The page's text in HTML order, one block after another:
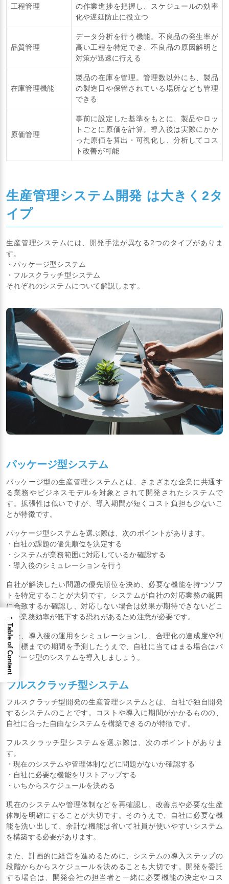
工程管理
の作業進捗を把握し、スケジュールの効率
化や遅延防止に役立つ
品質管理
データ分析を行う機能。不良品の発生率が
高い工程を特定でき、不良品の原因解明と
対策が迅速に行える
在庫管理機能
製品の在庫を管理。管理数以外にも、製品
の製造日や保管されている場所なども管理
できる
原価管理
事前に設定した基準をもとに、製品やロッ
トごとに原価を計算。導入後は実際にかか
った原価を算出・可視化し、分析してコス
ト改善が可能
生産管理システム開発 は大きく2タ
イプ
生産管理システムには、開発手法が異なる2つのタイプがありま
す。
・パッケージ型システム
・フルスクラッチ型システム
それぞれのシステムについて解説します。
パッケージ型システム
パッケージ型の生産管理システムとは、さまざまな企業に共通す
る業務やビジネスモデルを対象とされて開発されたシステムで
す。拡張性は低いですが、導入期間が短くコスト負担も少ないこ
とが特徴です。
パッケージ型システムを選ぶ際は、次のポイントがあります。
・自社の課題の優先順位を決定する
・システムが業務範囲に対応しているか確認する
・導入後のシミュレーションを行う
自社が解決したい問題の優先順位を決め、必要な機能を持つソフ
トを特定することが大切です。システムが自社の対応業務の範囲
に合致するか確認し、対応しない場合は効果が期待できないどこ
ろか業務効率が低下する恐れがあるため注意が必要です。
また、導入後の運用をシミュレーションし、合理化の達成度や利
益目標までの期間を予測したうえで、自社に当てはまる場合はパ
ッケージ型のシステムを導入しましょう。
フルスクラッチ型システム
フルスクラッチ型開発の生産管理システムとは、自社で独自開発
するシステムのことです。コストや導入に期間がかかるものの、
自社に合った自由なシステムを構築できるのが特徴です。
フルスクラッチ型システムを選ぶ際は、次のポイントがありま
す。
・現在のシステムや管理体制などに問題がないか確認する
・自社に必要な機能をリストアップする
・いちからスケジュールを決める
現在のシステムや管理体制などを再確認し、改善点や必要な生産
体制を明確にすることが大切です。そのうえで、自社に必要な機
能を洗い出して、余計な機能は省いて社員が使いやすいシステム
を構築する必要があります。
また、計画的に経営を進めるために、システムの導入ステップの
段階からからスケジュールを決めることも大切です。開発を委託
する場合は、開発会社の担当者と一緒に必要機能の決定やコス
→
Table of Content